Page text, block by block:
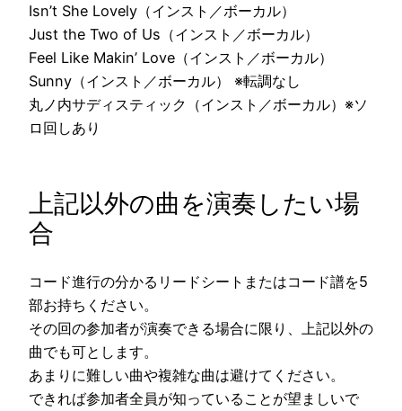
Isn’t She Lovely（インスト／ボーカル）
Just the Two of Us（インスト／ボーカル）
Feel Like Makin’ Love（インスト／ボーカル）
Sunny（インスト／ボーカル） ※転調なし
丸ノ内サディスティック（インスト／ボーカル）※ソ
ロ回しあり
上記以外の曲を演奏したい場
合
コード進行の分かるリードシートまたはコード譜を5
部お持ちください。
その回の参加者が演奏できる場合に限り、上記以外の
曲でも可とします。
あまりに難しい曲や複雑な曲は避けてください。
できれば参加者全員が知っていることが望ましいで